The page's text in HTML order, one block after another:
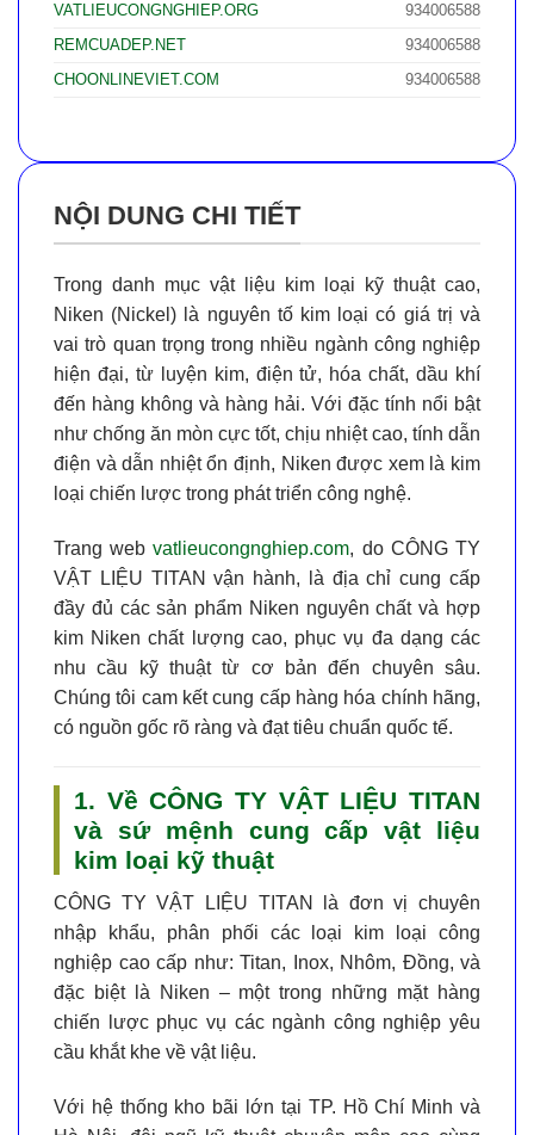
VATLIEUCONGNGHIEP.ORG
934006588
REMCUADEP.NET
934006588
CHOONLINEVIET.COM
934006588
NỘI DUNG CHI TIẾT
Trong danh mục vật liệu kim loại kỹ thuật cao,
Niken (Nickel) là nguyên tố kim loại có giá trị và
vai trò quan trọng trong nhiều ngành công nghiệp
hiện đại, từ luyện kim, điện tử, hóa chất, dầu khí
đến hàng không và hàng hải. Với đặc tính nổi bật
như chống ăn mòn cực tốt, chịu nhiệt cao, tính dẫn
điện và dẫn nhiệt ổn định, Niken được xem là kim
loại chiến lược trong phát triển công nghệ.
Trang webvatlieucongnghiep.com, do CÔNG TY
VẬT LIỆU TITAN vận hành, là địa chỉ cung cấp
đầy đủ các sản phẩm Niken nguyên chất và hợp
kim Niken chất lượng cao, phục vụ đa dạng các
nhu cầu kỹ thuật từ cơ bản đến chuyên sâu.
Chúng tôi cam kết cung cấp hàng hóa chính hãng,
có nguồn gốc rõ ràng và đạt tiêu chuẩn quốc tế.
1. Về CÔNG TY VẬT LIỆU TITAN
và sứ mệnh cung cấp vật liệu
kim loại kỹ thuật
CÔNG TY VẬT LIỆU TITAN
là đơn vị chuyên
nhập khẩu, phân phối các loại kim loại công
nghiệp cao cấp như: Titan, Inox, Nhôm, Đồng, và
đặc biệt là
Niken – một trong những mặt hàng
chiến lược phục vụ các ngành công nghiệp yêu
cầu khắt khe về vật liệu.
Với hệ thống kho bãi lớn tại TP. Hồ Chí Minh và